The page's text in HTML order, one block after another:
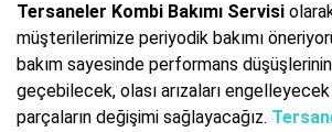
Tersaneler Kombi Bakımı Servisi
müşterilerimize periyodik bakımı
bakım sayesinde performans
geçebilecek, olası arızaları engelleyecek
parçaların değişimi sağlayacağız.